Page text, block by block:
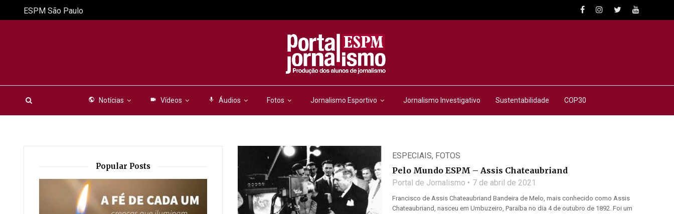
public Notícias videocam Vídeos mic Áudios Fotos Jornalismo Esportivo Jornalismo Investigativo Sustentabilidade COP30
ESPM São Paulo
ESPECIAIS, FOTOS
Pelo Mundo ESPM – Assis Chateaubriand
Portal de Jornalismo 7 de abril de 2021
Francisco de Assis Chateaubriand Bandeira de Melo, mais conhecido como Assis
Chateaubriand, nasceu em Umbuzeiro, Paraíba no dia 4 de outubro de 1892. Foi um
Popular Posts